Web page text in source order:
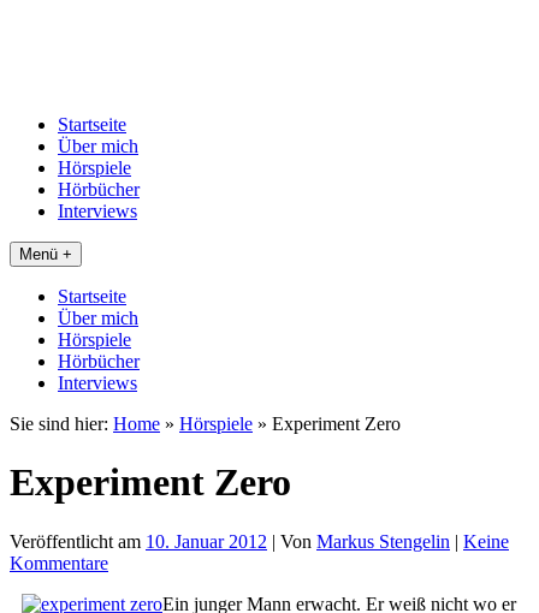
Startseite
Über mich
Hörspiele
Hörbücher
Interviews
Menü +
Startseite
Über mich
Hörspiele
Hörbücher
Interviews
Sie sind hier: Home » Hörspiele » Experiment Zero
Experiment Zero
Veröffentlicht am 10. Januar 2012 | Von Markus Stengelin | Keine
Kommentare
Ein junger Mann erwacht. Er weiß nicht wo er